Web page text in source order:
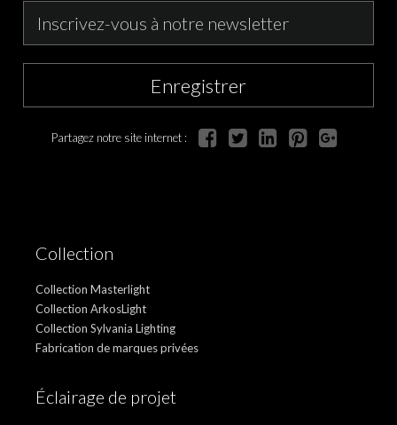
Enregistrer
Partagez notre site internet :
Collection
Collection Masterlight
Collection ArkosLight
Collection Sylvania Lighting
Fabrication de marques privées
Éclairage de projet